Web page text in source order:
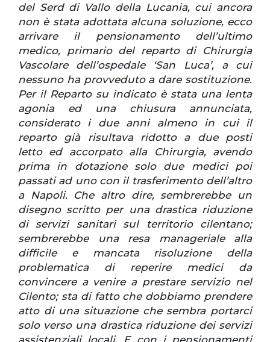
del Serd di Vallo della Lucania, cui ancora
non è stata adottata alcuna soluzione, ecco
arrivare il pensionamento dell’ultimo
medico, primario del reparto di Chirurgia
Vascolare dell’ospedale ‘San Luca’, a cui
nessuno ha provveduto a dare sostituzione.
Per il Reparto su indicato è stata una lenta
agonia ed una chiusura annunciata,
considerato i due anni almeno in cui il
reparto già risultava ridotto a due posti
letto ed accorpato alla Chirurgia, avendo
prima in dotazione solo due medici poi
passati ad uno con il trasferimento dell’altro
a Napoli. Che altro dire, sembrerebbe un
disegno scritto per una drastica riduzione
di servizi sanitari sul territorio cilentano;
sembrerebbe una resa manageriale alla
difficile e mancata risoluzione della
problematica di reperire medici da
convincere a venire a prestare servizio nel
Cilento; sta di fatto che dobbiamo prendere
atto di una situazione che sembra portarci
solo verso una drastica riduzione dei servizi